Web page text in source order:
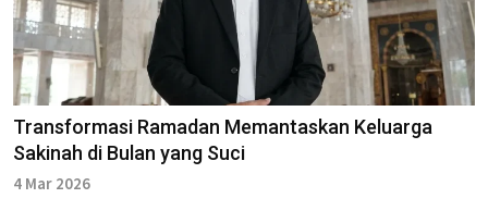
Transformasi Ramadan Memantaskan Keluarga
Sakinah di Bulan yang Suci
4 Mar 2026